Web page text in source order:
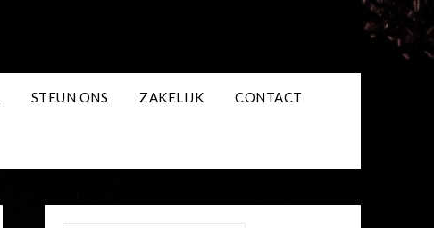
STEUN ONS ZAKELIJK CONTACT